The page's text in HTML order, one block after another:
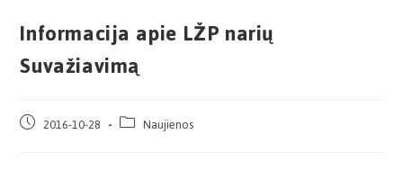
Informacija apie LŽP narių
Suvažiavimą
2016-10-28 Naujienos